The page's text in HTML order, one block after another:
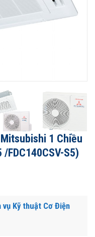
1 Chiều
FDC140CSV-S5)
vụ Kỹ thuật Cơ Điện